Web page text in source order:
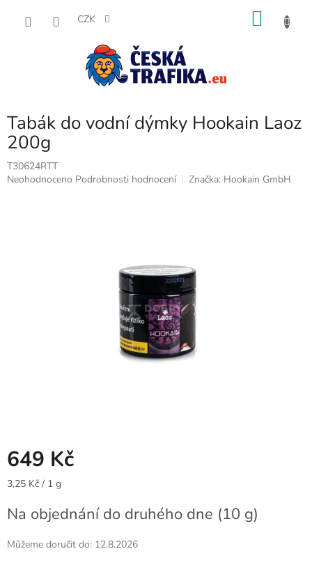
CZK
Tabák do vodní dýmky Hookain Laoz
200g
T30624RTT
Průměrné
Neohodnoceno Podrobnosti hodnocení Značka: Hookain GmbH
649 Kč
Měrná
3,25 Kč / 1 g
Na objednání do druhého dne (10 g)
Můžeme doručit do: 12.8.2026